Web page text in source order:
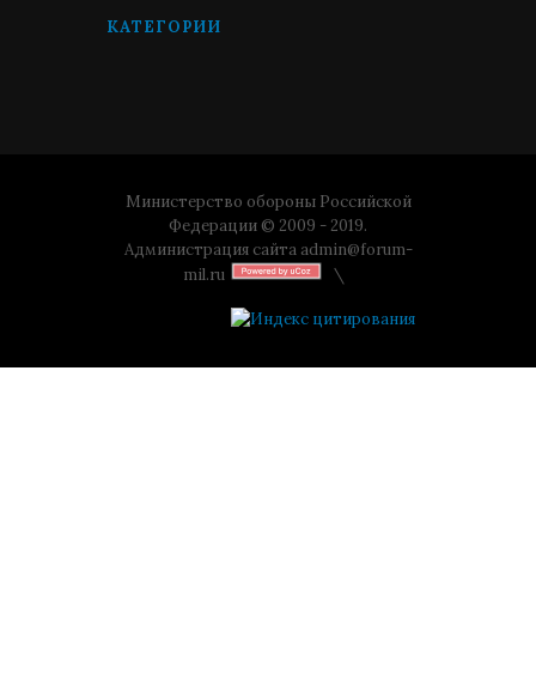
КАТЕГОРИИ
Министерство обороны Российской
Федерации © 2009 - 2019.
Администрация сайта admin@forum-
mil.ru